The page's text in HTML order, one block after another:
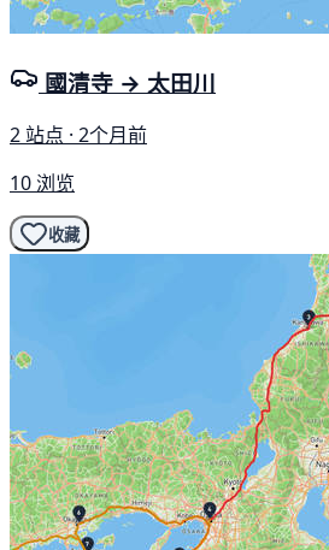
國清寺 → 太田川
2 站点 · 2个月前
10 浏览
收藏